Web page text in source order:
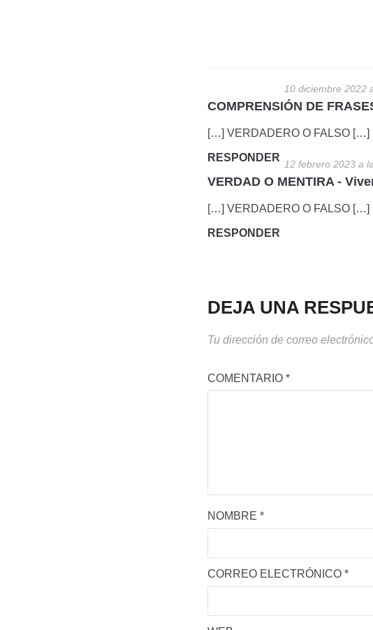
COMPRENSIÓN DE
10 diciembre 2022
[…] VERDADERO O FALSO […]
RESPONDER
VERDAD O MENTIRA -
12 febrero 2023 a
[…] VERDADERO O FALSO […]
RESPONDER
DEJA UNA
Tu dirección de correo
COMENTARIO *
NOMBRE *
CORREO ELECTRÓNICO *